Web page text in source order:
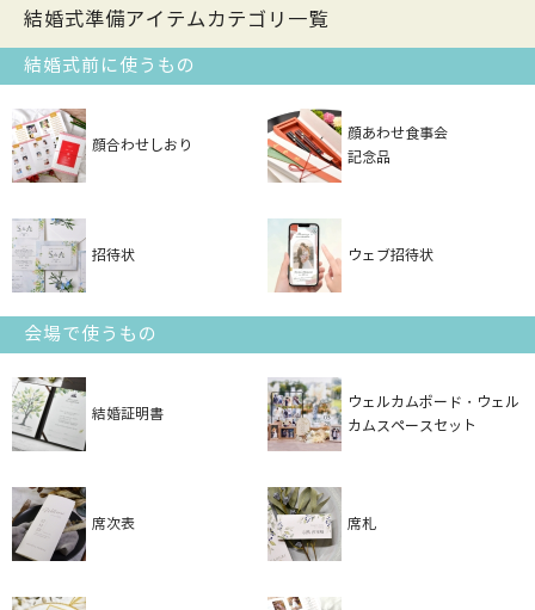
結婚式準備アイテムカテゴリ一覧
結婚式前に使うもの
顔合わせしおり
顔あわせ食事会
記念品
招待状 ウェブ招待状
会場で使うもの
結婚証明書
ウェルカムボード・ウェル
カムスペースセット
席次表 席札